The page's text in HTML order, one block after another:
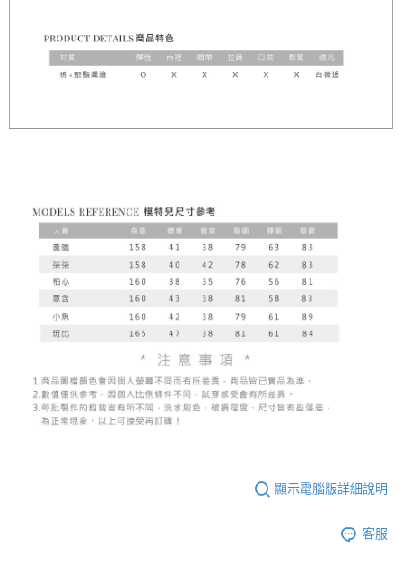
顯示電腦版詳細說明
客服